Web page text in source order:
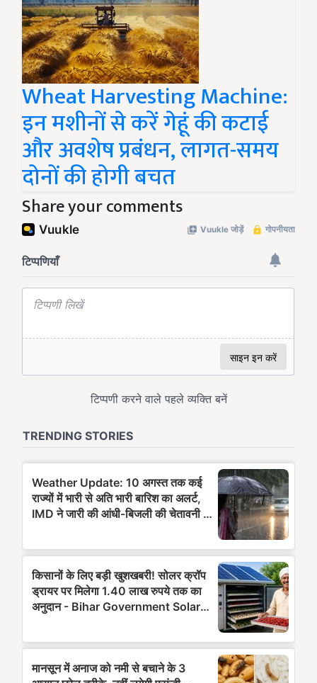
Wheat Harvesting Machine:
इन मशीनों से करें गेहूं की कटाई
और अवशेष प्रबंधन, लागत-समय
दोनों की होगी बचत
Share your comments